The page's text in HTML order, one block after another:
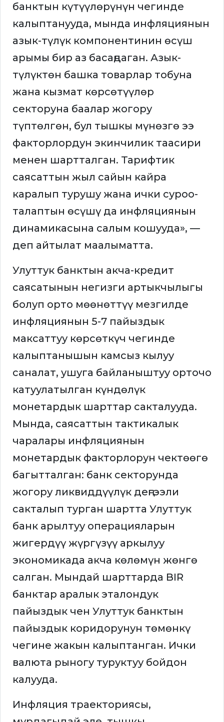
банктын күтүүлөрүнүн чегинде
калыптанууда, мында инфляциянын
азык-түлүк компонентинин өсүш
арымы бир аз басаңдаган. Азык-
түлүктөн башка товарлар тобуна
жана кызмат көрсөтүүлөр
секторуна баалар жогору
түптөлгөн, бул тышкы мүнөзгө ээ
факторлордун экинчилик таасири
менен шартталган. Тарифтик
саясаттын жыл сайын кайра
каралып турушу жана ички суроо-
талаптын өсүшү да инфляциянын
динамикасына салым кошууда», —
деп айтылат маалыматта.
Улуттук банктын акча-кредит
саясатынын негизги артыкчылыгы
болуп орто мөөнөттүү мезгилде
инфляциянын 5-7 пайыздык
максаттуу көрсөткүч чегинде
калыптанышын камсыз кылуу
саналат, ушуга байланыштуу орточо
катуулатылган күндөлүк
монетардык шарттар сакталууда.
Мында, саясаттын тактикалык
чаралары инфляциянын
монетардык факторлорун чектөөгө
багытталган: банк секторунда
жогору ликвиддүүлүк деңгээли
сакталып турган шартта Улуттук
банк арылтуу операцияларын
жигердүү жүргүзүү аркылуу
экономикада акча көлөмүн жөнгө
салган. Мындай шарттарда BIR
банктар аралык эталондук
пайыздык чен Улуттук банктын
пайыздык коридорунун төмөнкү
чегине жакын калыптанган. Ички
валюта рыногу туруктуу бойдон
калууда.
Инфляция траекториясы,